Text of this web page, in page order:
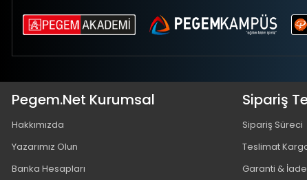
Pegem.Net Kurumsal
Hakkımızda
Yazarımız Olun
Banka Hesapları
Sipariş
Sipariş Süreci
Teslimat
Garanti & İade